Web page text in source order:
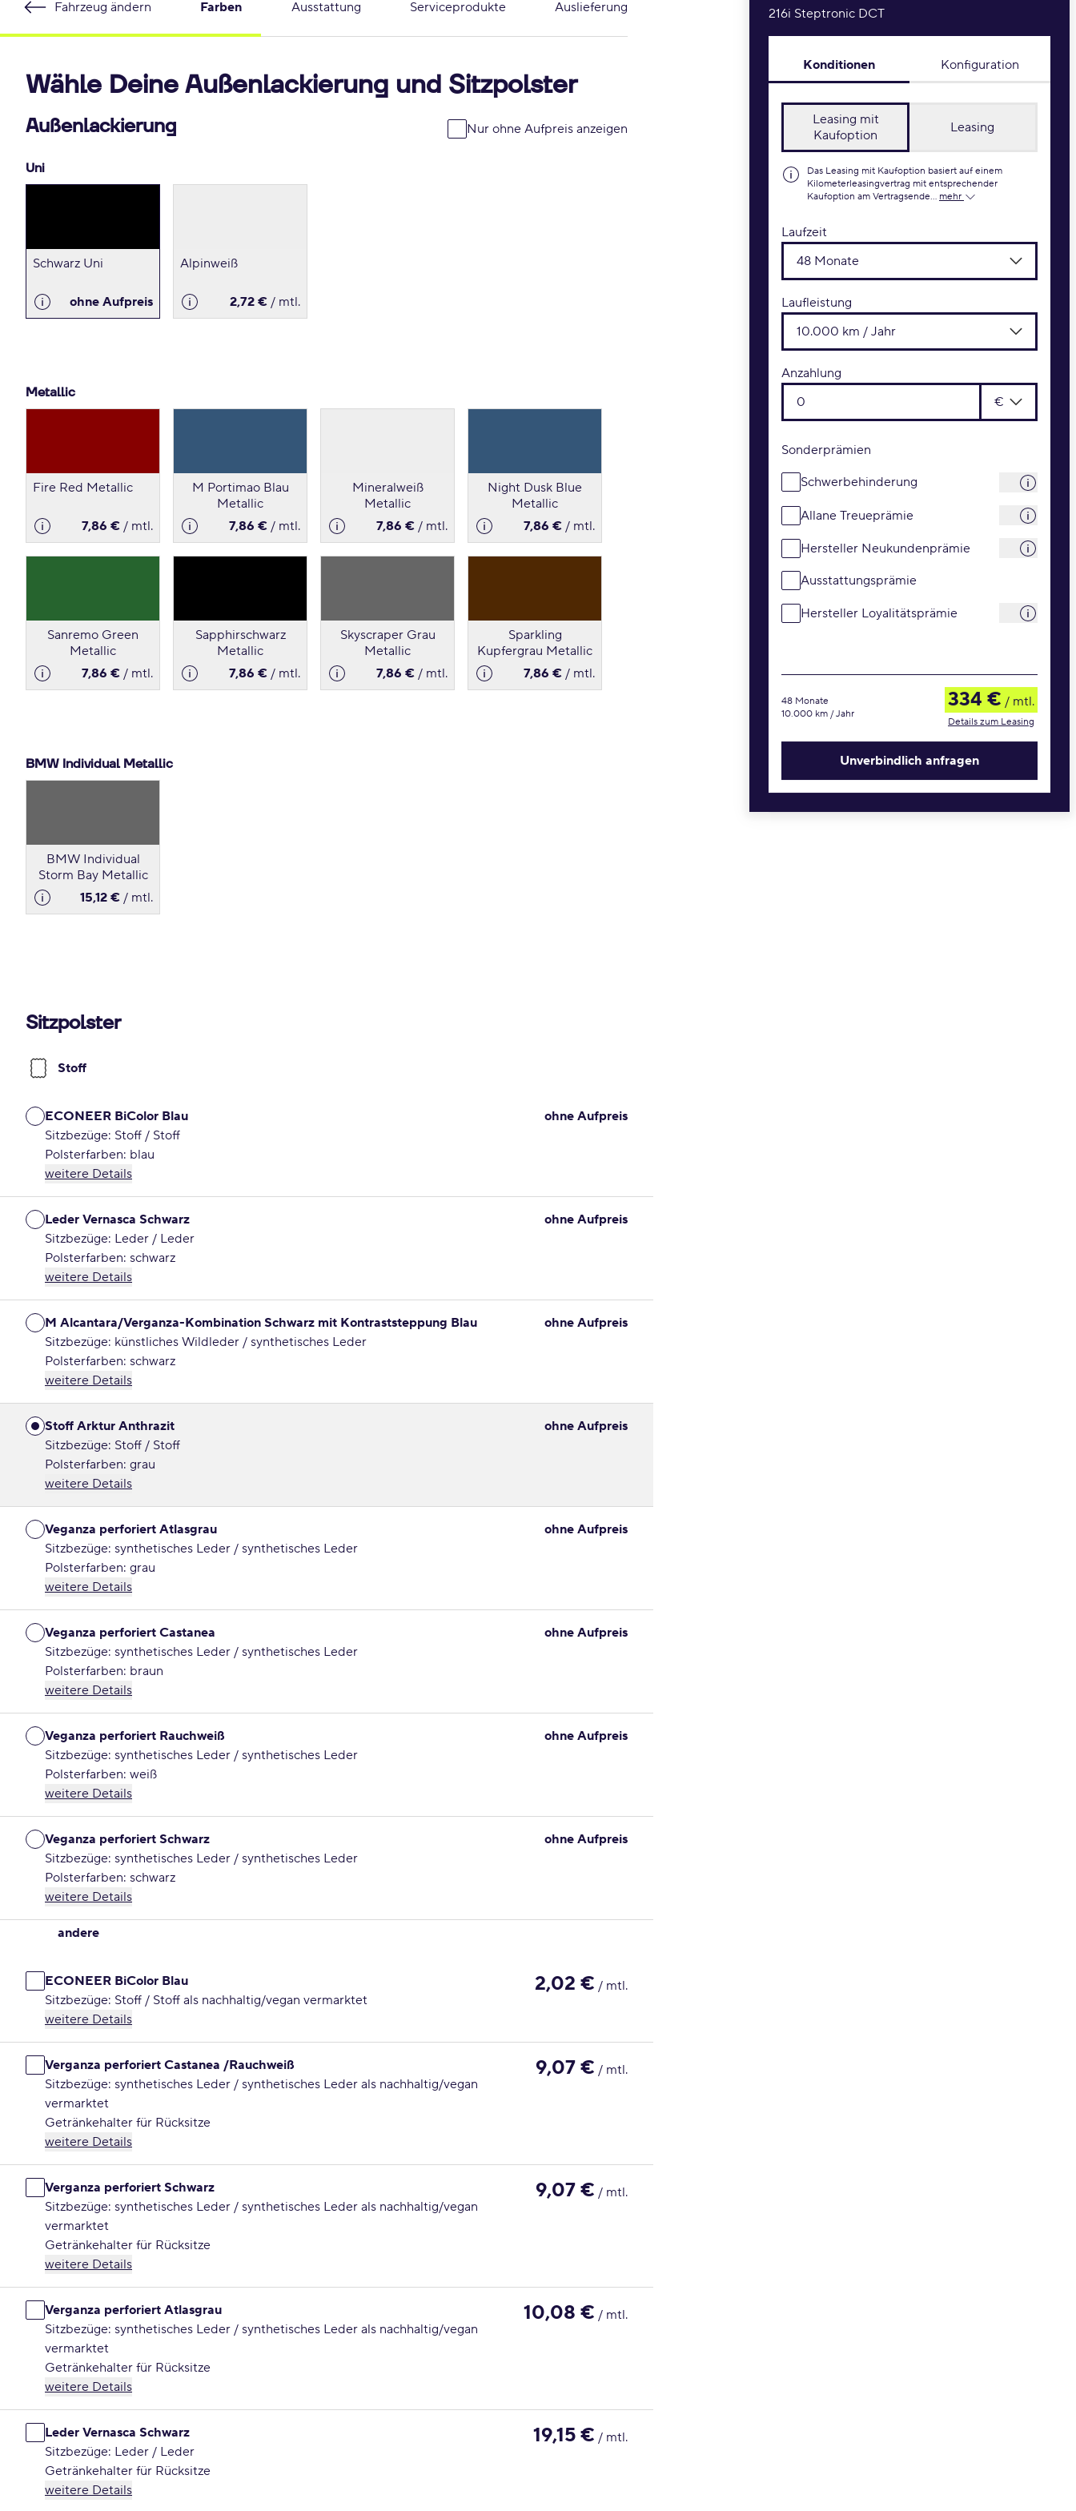
Fahrzeug ändern Farben Ausstattung Serviceprodukte Auslieferung
Wähle Deine Außenlackierung und Sitzpolster
Außenlackierung Nur ohne Aufpreis anzeigen
Uni
Schwarz Uni
ohne Aufpreis
Alpinweiß
2,72 € / mtl.
Metallic
Fire Red Metallic
7,86 € / mtl.
M Portimao Blau
Metallic
7,86 € / mtl.
Mineralweiß
Metallic
7,86 € / mtl.
Night Dusk Blue
Metallic
7,86 € / mtl.
Sanremo Green
Metallic
7,86 € / mtl.
Sapphirschwarz
Metallic
7,86 € / mtl.
Skyscraper Grau
Metallic
7,86 € / mtl.
Sparkling
Kupfergrau Metallic
7,86 € / mtl.
BMW Individual Metallic
BMW Individual
Storm Bay Metallic
15,12 € / mtl.
Sitzpolster
Stoff
ECONEER BiColor Blau
Sitzbezüge: Stoff / Stoff
Polsterfarben: blau
weitere Details
ohne Aufpreis
Leder Vernasca Schwarz
Sitzbezüge: Leder / Leder
Polsterfarben: schwarz
weitere Details
ohne Aufpreis
M Alcantara/Verganza-Kombination Schwarz mit Kontraststeppung Blau
Sitzbezüge: künstliches Wildleder / synthetisches Leder
Polsterfarben: schwarz
weitere Details
ohne Aufpreis
Stoff Arktur Anthrazit
Sitzbezüge: Stoff / Stoff
Polsterfarben: grau
weitere Details
ohne Aufpreis
Veganza perforiert Atlasgrau
Sitzbezüge: synthetisches Leder / synthetisches Leder
Polsterfarben: grau
weitere Details
ohne Aufpreis
Veganza perforiert Castanea
Sitzbezüge: synthetisches Leder / synthetisches Leder
Polsterfarben: braun
weitere Details
ohne Aufpreis
Veganza perforiert Rauchweiß
Sitzbezüge: synthetisches Leder / synthetisches Leder
Polsterfarben: weiß
weitere Details
ohne Aufpreis
Veganza perforiert Schwarz
Sitzbezüge: synthetisches Leder / synthetisches Leder
Polsterfarben: schwarz
weitere Details
ohne Aufpreis
andere
ECONEER BiColor Blau
Sitzbezüge: Stoff / Stoff als nachhaltig/vegan vermarktet
weitere Details
2,02 € / mtl.
Verganza perforiert Castanea /Rauchweiß
Sitzbezüge: synthetisches Leder / synthetisches Leder als nachhaltig/vegan
vermarktet
Getränkehalter für Rücksitze
weitere Details
9,07 € / mtl.
Verganza perforiert Schwarz
Sitzbezüge: synthetisches Leder / synthetisches Leder als nachhaltig/vegan
vermarktet
Getränkehalter für Rücksitze
weitere Details
9,07 € / mtl.
Verganza perforiert Atlasgrau
Sitzbezüge: synthetisches Leder / synthetisches Leder als nachhaltig/vegan
vermarktet
Getränkehalter für Rücksitze
weitere Details
10,08 € / mtl.
Leder Vernasca Schwarz
Sitzbezüge: Leder / Leder
Getränkehalter für Rücksitze
weitere Details
19,15 € / mtl.
216i Steptronic DCT
Konditionen Konfiguration
Leasing mit
Kaufoption
Leasing
Das Leasing mit Kaufoption basiert auf einem
Kilometerleasingvertrag mit entsprechender
Kaufoption am Vertragsende... mehr
Laufzeit
48 Monate
Laufleistung
10.000 km / Jahr
Anzahlung
€
Sonderprämien
Schwerbehinderung
Allane Treueprämie
Hersteller Neukundenprämie
Ausstattungsprämie
Hersteller Loyalitätsprämie
48 Monate
10.000 km / Jahr
334 € / mtl.
Details zum Leasing
Unverbindlich anfragen